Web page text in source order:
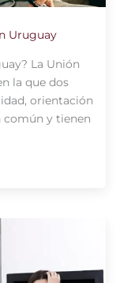
Uruguay
La Unión
la que dos
orientación
común y tienen